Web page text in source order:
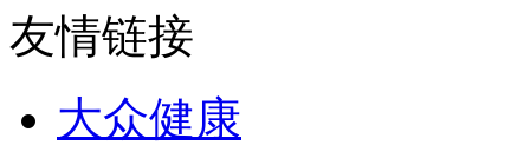
友情链接
大众健康